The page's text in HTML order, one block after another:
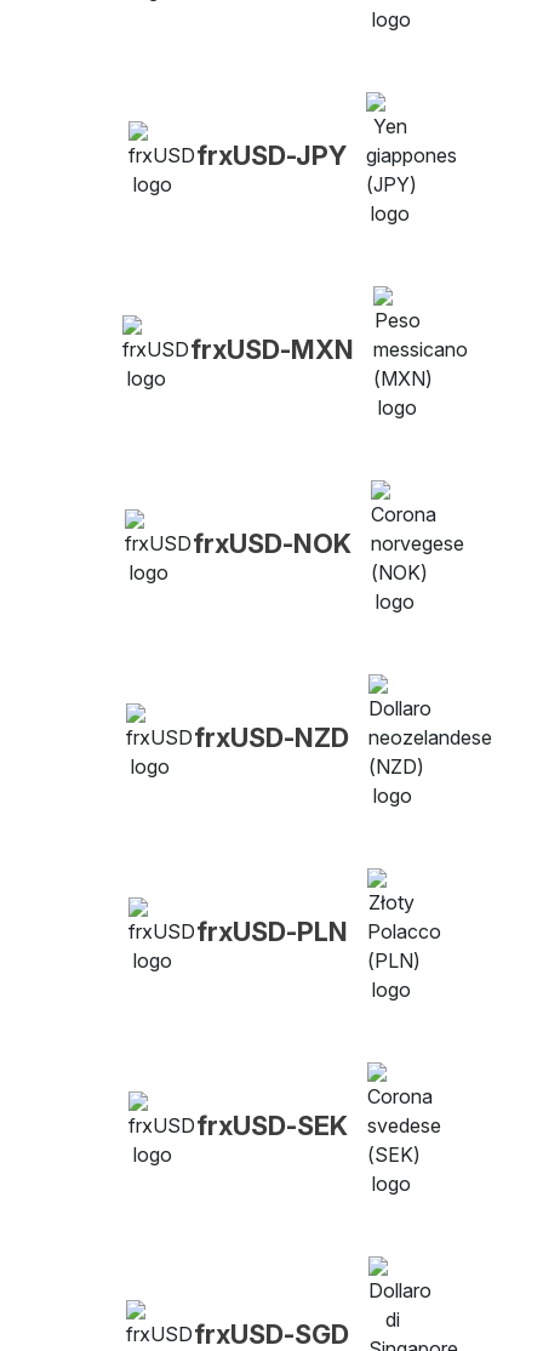
frxUSD-JPY
frxUSD-MXN
frxUSD-NOK
frxUSD-NZD
frxUSD-PLN
frxUSD-SEK
frxUSD-SGD